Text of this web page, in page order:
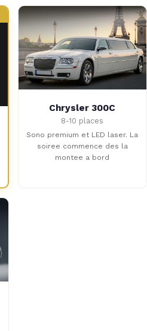
Chrysler 300C
8-10 places
Sono premium et LED laser. La
soiree commence des la
montee a bord